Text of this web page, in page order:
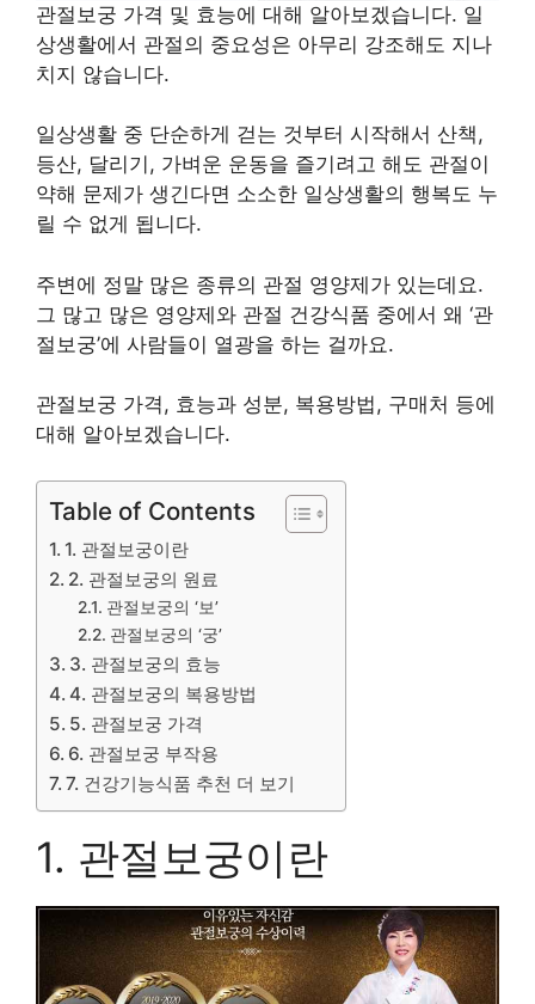
관절보궁 가격 및 효능에 대해 알아보겠습니다. 일
상생활에서 관절의 중요성은 아무리 강조해도 지나
치지 않습니다.
일상생활 중 단순하게 걷는 것부터 시작해서 산책,
등산, 달리기, 가벼운 운동을 즐기려고 해도 관절이
약해 문제가 생긴다면 소소한 일상생활의 행복도 누
릴 수 없게 됩니다.
주변에 정말 많은 종류의 관절 영양제가 있는데요.
그 많고 많은 영양제와 관절 건강식품 중에서 왜 ‘관
절보궁’에 사람들이 열광을 하는 걸까요.
관절보궁 가격, 효능과 성분, 복용방법, 구매처 등에
대해 알아보겠습니다.
Table of Contents
1. 관절보궁이란
2. 관절보궁의 원료
관절보궁의 ‘보’
관절보궁의 ‘궁’
3. 관절보궁의 효능
4. 관절보궁의 복용방법
5. 관절보궁 가격
6. 관절보궁 부작용
7. 건강기능식품 추천 더 보기
1. 관절보궁이란